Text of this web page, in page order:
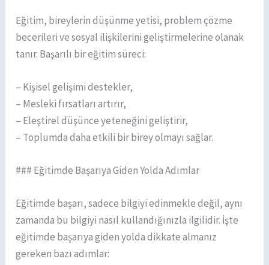
Eğitim, bireylerin düşünme yetisi, problem çözme
becerileri ve sosyal ilişkilerini geliştirmelerine olanak
tanır. Başarılı bir eğitim süreci:
– Kişisel gelişimi destekler,
– Mesleki fırsatları artırır,
– Eleştirel düşünce yeteneğini geliştirir,
– Toplumda daha etkili bir birey olmayı sağlar.
### Eğitimde Başarıya Giden Yolda Adımlar
Eğitimde başarı, sadece bilgiyi edinmekle değil, aynı
zamanda bu bilgiyi nasıl kullandığınızla ilgilidir. İşte
eğitimde başarıya giden yolda dikkate almanız
gereken bazı adımlar: